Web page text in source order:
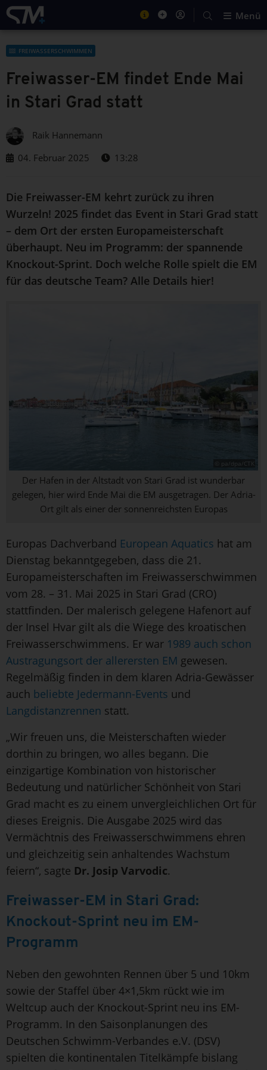
Menü
FREIWASSERSCHWIMMEN
Freiwasser-EM findet Ende Mai
in Stari Grad statt
Raik Hannemann
04. Februar 2025
13:28
Die Freiwasser-EM kehrt zurück zu ihren
Wurzeln! 2025 findet das Event in Stari Grad statt
– dem Ort der ersten Europameisterschaft
überhaupt. Neu im Programm: der spannende
Knockout-Sprint. Doch welche Rolle spielt die EM
für das deutsche Team? Alle Details hier!
© pa/dpa/CTK
Der Hafen in der Altstadt von Stari Grad ist wunderbar
gelegen, hier wird Ende Mai die EM ausgetragen. Der Adria-
Ort gilt als einer der sonnenreichsten Europas
Europas Dachverband European Aquatics hat am
Dienstag bekanntgegeben, dass die 21.
Europameisterschaften im Freiwasserschwimmen
vom 28. – 31. Mai 2025 in Stari Grad (CRO)
stattfinden. Der malerisch gelegene Hafenort auf
der Insel Hvar gilt als die Wiege des kroatischen
Freiwasserschwimmens. Er war 1989 auch schon
Austragungsort der allerersten EM gewesen.
Regelmäßig finden in dem klaren Adria-Gewässer
auch beliebte Jedermann-Events und
Langdistanzrennen statt.
„Wir freuen uns, die Meisterschaften wieder
dorthin zu bringen, wo alles begann. Die
einzigartige Kombination von historischer
Bedeutung und natürlicher Schönheit von Stari
Grad macht es zu einem unvergleichlichen Ort für
dieses Ereignis. Die Ausgabe 2025 wird das
Vermächtnis des Freiwasserschwimmens ehren
und gleichzeitig sein anhaltendes Wachstum
feiern“, sagte Dr. Josip Varvodic.
Freiwasser-EM in Stari Grad:
Knockout-Sprint neu im EM-
Programm
Neben den gewohnten Rennen über 5 und 10km
sowie der Staffel über 4×1,5km rückt wie im
Weltcup auch der Knockout-Sprint neu ins EM-
Programm. In den Saisonplanungen des
Deutschen Schwimm-Verbandes e.V. (DSV)
spielten die kontinentalen Titelkämpfe bislang